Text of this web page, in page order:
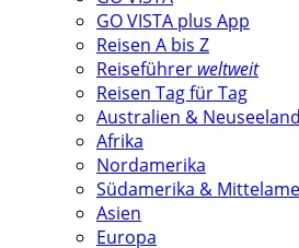
GO VISTA plus App
Reisen A bis Z
Reiseführer weltweit
Reisen Tag für Tag
Australien & Neuseeland
Afrika
Nordamerika
Südamerika &
Asien
Europa